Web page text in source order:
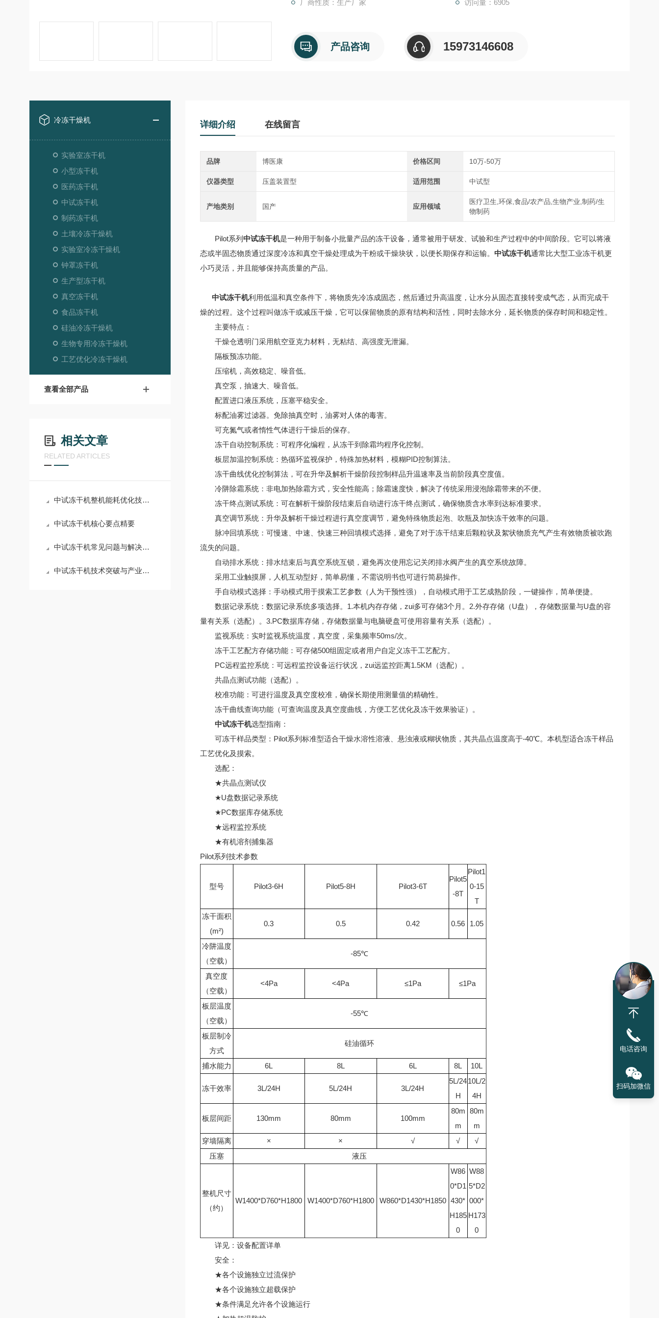
厂商性质：生产厂家 访问量：6905
产品咨询 15973146608
冷冻干燥机
实验室冻干机
小型冻干机
医药冻干机
中试冻干机
制药冻干机
土壤冷冻干燥机
实验室冷冻干燥机
钟罩冻干机
生产型冻干机
真空冻干机
食品冻干机
硅油冷冻干燥机
生物专用冷冻干燥机
工艺优化冷冻干燥机
查看全部产品
相关文章
RELATED ARTICLES
中试冻干机整机能耗优化技术分析
中试冻干机核心要点精要
中试冻干机常见问题与解决方案
中试冻干机技术突破与产业应用新篇章
详细介绍 在线留言
品牌 博医康 价格区间 10万-50万
仪器类型 压盖装置型 适用范围 中试型
产地类别 国产 应用领域
医疗卫生,环保,食品/农产品,生物产业,制药/生
物制药
Pilot系列 中试冻干机是一种用于制备小批量产品的冻干设备，通常被用于研发、试验和生产过程中的中间阶段。它可以将液
态或半固态物质通过深度冷冻和真空干燥处理成为干粉或干燥块状，以便长期保存和运输。 中试冻干机通常比大型工业冻干机更
小巧灵活，并且能够保持高质量的产品。
中试冻干机利用低温和真空条件下，将物质先冷冻成固态，然后通过升高温度，让水分从固态直接转变成气态，从而完成干
燥的过程。这个过程叫做冻干或减压干燥，它可以保留物质的原有结构和活性，同时去除水分，延长物质的保存时间和稳定性。
主要特点：
干燥仓透明门采用航空亚克力材料，无粘结、高强度无泄漏。
隔板预冻功能。
压缩机，高效稳定、噪音低。
真空泵，抽速大、噪音低。
配置进口液压系统，压塞平稳安全。
标配油雾过滤器。免除抽真空时，油雾对人体的毒害。
可充氮气或者惰性气体进行干燥后的保存。
冻干自动控制系统：可程序化编程，从冻干到除霜均程序化控制。
板层加温控制系统：热循环监视保护，特殊加热材料，模糊PID控制算法。
冻干曲线优化控制算法，可在升华及解析干燥阶段控制样品升温速率及当前阶段真空度值。
冷阱除霜系统：非电加热除霜方式，安全性能高；除霜速度快，解决了传统采用浸泡除霜带来的不便。
冻干终点测试系统：可在解析干燥阶段结束后自动进行冻干终点测试，确保物质含水率到达标准要求。
真空调节系统：升华及解析干燥过程进行真空度调节，避免特殊物质起泡、吹瓶及加快冻干效率的问题。
脉冲回填系统：可慢速、中速、快速三种回填模式选择，避免了对于冻干结束后颗粒状及絮状物质充气产生有效物质被吹跑
流失的问题。
自动排水系统：排水结束后与真空系统互锁，避免再次使用忘记关闭排水阀产生的真空系统故障。
采用工业触摸屏，人机互动型好，简单易懂，不需说明书也可进行简易操作。
手自动模式选择：手动模式用于摸索工艺参数（人为干预性强），自动模式用于工艺成熟阶段，一键操作，简单便捷。
数据记录系统：数据记录系统多项选择。1.本机内存存储，zui多可存储3个月。2.外存存储（U盘），存储数据量与U盘的容
量有关系（选配）。3.PC数据库存储，存储数据量与电脑硬盘可使用容量有关系（选配）。
监视系统：实时监视系统温度，真空度，采集频率50ms/次。
冻干工艺配方存储功能：可存储500组固定或者用户自定义冻干工艺配方。
PC远程监控系统：可远程监控设备运行状况，zui远监控距离1.5KM（选配）。
共晶点测试功能（选配）。
校准功能：可进行温度及真空度校准，确保长期使用测量值的精确性。
冻干曲线查询功能（可查询温度及真空度曲线，方便工艺优化及冻干效果验证）。
中试冻干机选型指南：
可冻干样品类型：Pilot系列标准型适合干燥水溶性溶液、悬浊液或糊状物质，其共晶点温度高于-40℃。本机型适合冻干样品
工艺优化及摸索。
选配：
★共晶点测试仪
★U盘数据记录系统
★PC数据库存储系统
★远程监控系统
★有机溶剂捕集器
Pilot系列技术参数
型号 Pilot3-6H Pilot5-8H Pilot3-6T
Pilot5
-8T
Pilot1
0-15
T
冻干面积
(m²)
0.3 0.5 0.42 0.56 1.05
冷阱温度
（空载）
-85℃
真空度
（空载）
<4Pa <4Pa ≤1Pa ≤1Pa
板层温度
（空载）
-55℃
板层制冷
方式
硅油循环
捕水能力 6L 8L 6L 8L 10L
冻干效率 3L/24H 5L/24H 3L/24H
5L/24
H
10L/2
4H
板层间距 130mm 80mm 100mm
80m
m
80m
m
穿墙隔离
× × √ √
√
压塞
液压
整机尺寸
（约）
W1400*D760*H1800 W1400*D760*H1800 W860*D1430*H1850
W86
0*D1
430*
H185
0
W88
5*D2
000*
H173
0
详见：设备配置详单
安全：
★各个设施独立过流保护
★各个设施独立超载保护
★条件满足允许各个设施运行
电话咨询
扫码加微信